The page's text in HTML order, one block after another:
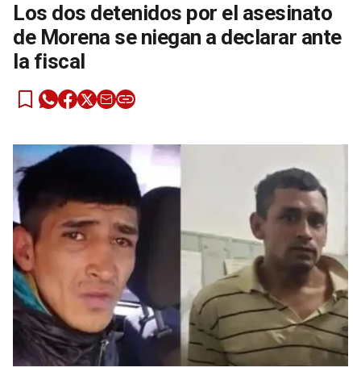
Los dos detenidos por el asesinato
de Morena se niegan a declarar ante
la fiscal